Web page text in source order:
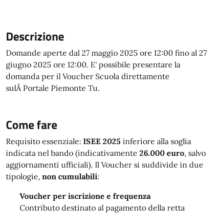
Descrizione
Domande aperte dal 27 maggio 2025 ore 12:00 fino al 27
giugno 2025 ore 12:00. E' possibile presentare la
domanda per il Voucher Scuola direttamente
sulÂ Portale Piemonte Tu.
Come fare
Requisito essenziale: ISEE 2025 inferiore alla soglia
indicata nel bando (indicativamente 26.000 euro, salvo
aggiornamenti ufficiali). Il Voucher si suddivide in due
tipologie, non cumulabili:
Voucher per iscrizione e frequenza
Contributo destinato al pagamento della retta